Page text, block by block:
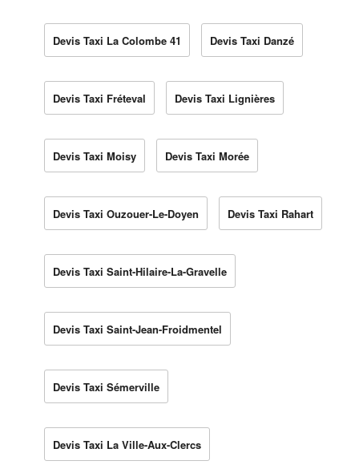
Devis Taxi La Colombe 41 Devis Taxi Danzé
Devis Taxi Fréteval Devis Taxi Lignières
Devis Taxi Moisy Devis Taxi Morée
Devis Taxi Ouzouer-Le-Doyen Devis Taxi Rahart
Devis Taxi Saint-Hilaire-La-Gravelle
Devis Taxi Saint-Jean-Froidmentel
Devis Taxi Sémerville
Devis Taxi La Ville-Aux-Clercs